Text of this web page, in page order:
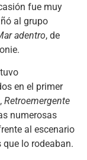
fue muy
al grupo
adentro, de
en el primer
Retroemergente
numerosas
al escenario
lo rodeaban.